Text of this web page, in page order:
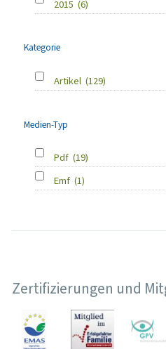
2015 (6)
Kategorie
Artikel (129)
Medien-Typ
Pdf (19)
Emf (1)
Zertifizierungen und